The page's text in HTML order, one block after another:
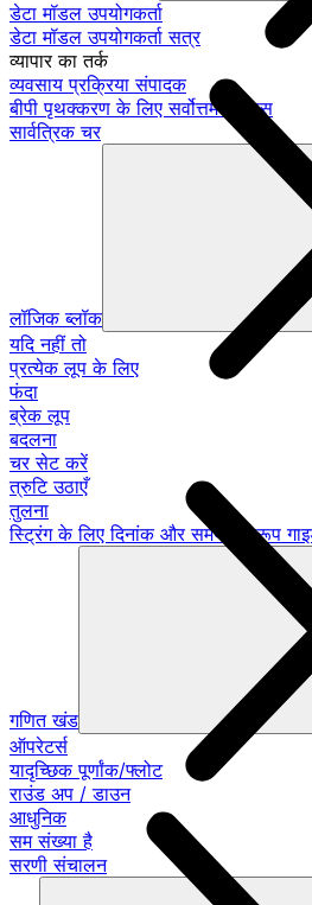
डेटा मॉडल उपयोगकर्ता
डेटा मॉडल उपयोगकर्ता सत्र
व्यापार का तर्क
व्यवसाय प्रक्रिया संपादक
बीपी पृथक्करण के लिए सर्वोत्तम अभ्यास
सार्वत्रिक चर
लॉजिक ब्लॉक
यदि नहीं तो
प्रत्येक लूप के लिए
फंदा
ब्रेक लूप
बदलना
चर सेट करें
त्रुटि उठाएँ
तुलना
स्ट्रिंग के लिए दिनांक और समय: प्रारूप
गणित खंड
ऑपरेटर्स
यादृच्छिक पूर्णांक/फ्लोट
राउंड अप / डाउन
आधुनिक
सम संख्या है
सरणी संचालन